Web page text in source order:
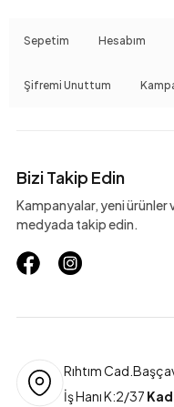
Sepetim Hesabım
Şifremi Unuttum
Bizi Takip Edin
Kampanyalar, yeni ürünler
medyada takip edin.
Rıhtım
İş Hanı K:2/37